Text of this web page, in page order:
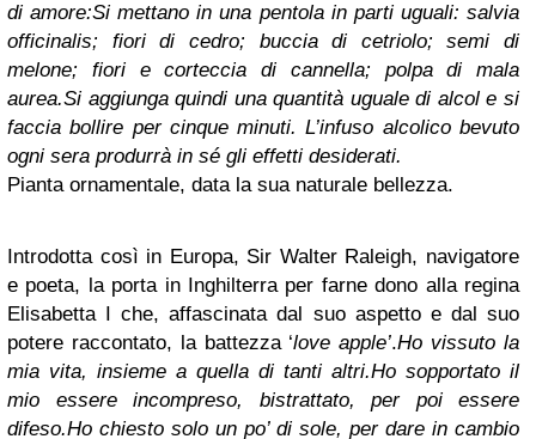
di amore:Si mettano in una pentola in parti uguali: salvia
officinalis; fiori di cedro; buccia di cetriolo; semi di
melone; fiori e corteccia di cannella; polpa di mala
aurea.Si aggiunga quindi una quantità uguale di alcol e si
faccia bollire per cinque minuti. L’infuso alcolico bevuto
ogni sera produrrà in sé gli effetti desiderati.
Pianta ornamentale, data la sua naturale bellezza.
Introdotta così in Europa, Sir Walter Raleigh, navigatore
e poeta, la porta in Inghilterra per farne dono alla regina
Elisabetta I che, affascinata dal suo aspetto e dal suo
potere raccontato, la battezza ‘love apple’.Ho vissuto la
mia vita, insieme a quella di tanti altri.Ho sopportato il
mio essere incompreso, bistrattato, per poi essere
difeso.Ho chiesto solo un po’ di sole, per dare in cambio